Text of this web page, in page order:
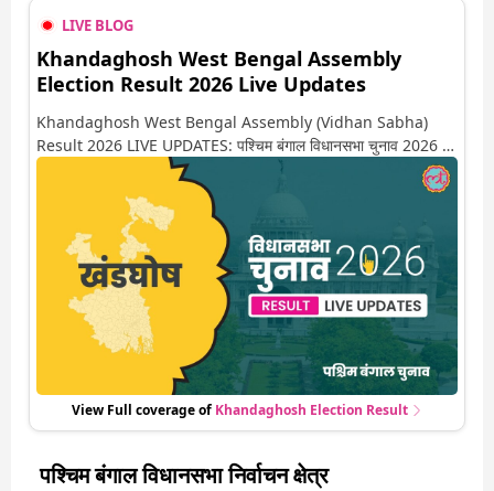
LIVE BLOG
Khandaghosh West Bengal Assembly
Election Result 2026 Live Updates
Khandaghosh West Bengal Assembly (Vidhan Sabha)
Result 2026 LIVE UPDATES: पश्चिम बंगाल विधानसभा चुनाव 2026 की
गिनती अगले कुछ ही देर में शुरू होने वाली है. यहां देखें खंडघोष सीट पर कौन
आगे-कौन पीछे से लेकर किस तरफ जा रहें है रुझान. साथ ही पाइए इस सीट पर
हो रही हर एक हलचल की अपडेट वो भी रियल टाइम में
View Full coverage of Khandaghosh Election Result
पश्चिम बंगाल विधानसभा निर्वाचन क्षेत्र